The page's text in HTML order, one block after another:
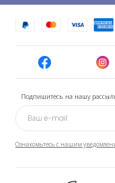
Подпишитесь на нашу
Ознакомьтесь с нашим